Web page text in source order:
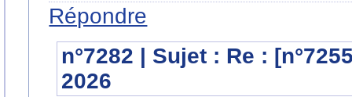
Répondre
n°7282 | Sujet : Re :
2026